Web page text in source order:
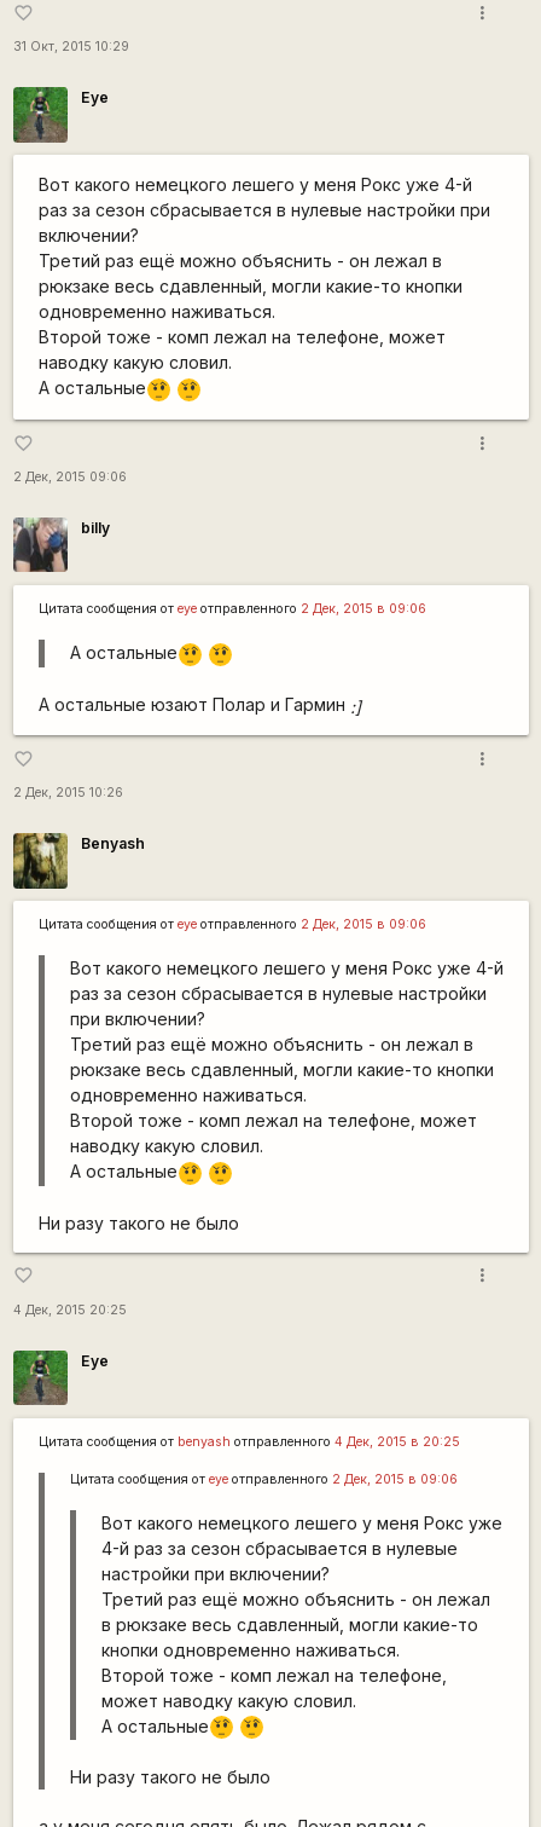
favorite_border
31 Окт, 2015 10:29
more_vert
Eye
Вот какого немецкого лешего у меня Рокс уже 4-й
раз за сезон сбрасывается в нулевые настройки при
включении?
Третий раз ещё можно объяснить - он лежал в
рюкзаке весь сдавленный, могли какие-то кнопки
одновременно наживаться.
Второй тоже - комп лежал на телефоне, может
наводку какую словил.
А остальные??? ???
favorite_border
2 Дек, 2015 09:06
more_vert
billy
Цитата сообщения от eyeотправленного 2 Дек, 2015 в 09:06
А остальные??? ???
А остальные юзают Полар и Гармин :]
favorite_border
2 Дек, 2015 10:26
more_vert
Benyash
Цитата сообщения от eyeотправленного 2 Дек, 2015 в 09:06
Вот какого немецкого лешего у меня Рокс уже 4-й
раз за сезон сбрасывается в нулевые настройки
при включении?
Третий раз ещё можно объяснить - он лежал в
рюкзаке весь сдавленный, могли какие-то кнопки
одновременно наживаться.
Второй тоже - комп лежал на телефоне, может
наводку какую словил.
А остальные??? ???
Ни разу такого не было
favorite_border
4 Дек, 2015 20:25
more_vert
Eye
Цитата сообщения от benyash отправленного 4 Дек, 2015 в 20:25
Цитата сообщения от eyeотправленного 2 Дек, 2015 в 09:06
Вот какого немецкого лешего у меня Рокс уже
4-й раз за сезон сбрасывается в нулевые
настройки при включении?
Третий раз ещё можно объяснить - он лежал
в рюкзаке весь сдавленный, могли какие-то
кнопки одновременно наживаться.
Второй тоже - комп лежал на телефоне,
может наводку какую словил.
А остальные??? ???
Ни разу такого не было